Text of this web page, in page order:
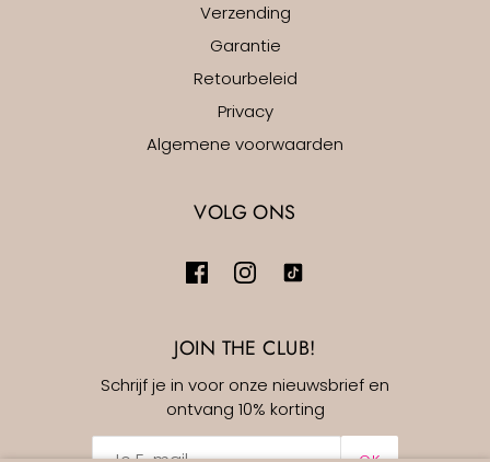
Verzending
Garantie
Retourbeleid
Privacy
Algemene voorwaarden
VOLG ONS
JOIN THE CLUB!
Schrijf je in voor onze nieuwsbrief en
ontvang 10% korting